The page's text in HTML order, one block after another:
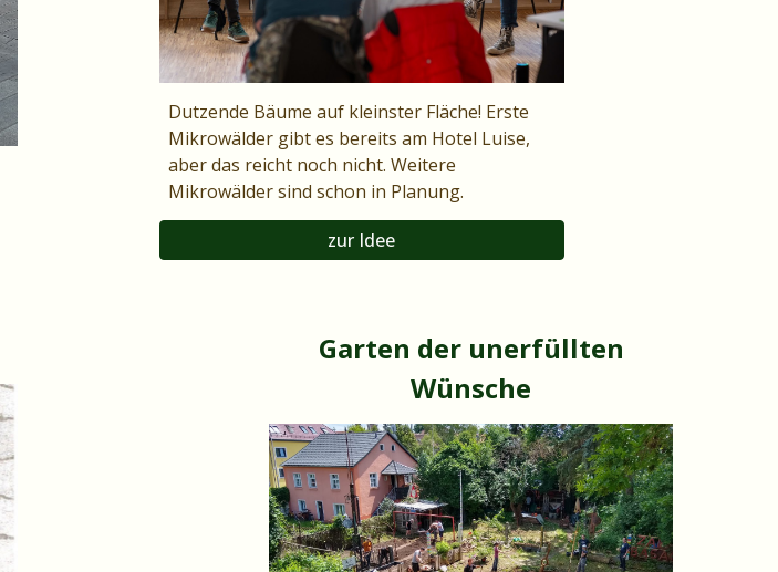
Dutzende Bäume auf kleinster Fläche! Erste
Mikrowälder gibt es bereits am Hotel Luise,
aber das reicht noch nicht. Weitere
Mikrowälder sind schon in Planung.
zur Idee
Garten der unerfüllten
Wünsche